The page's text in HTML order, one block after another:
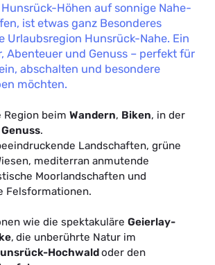
Höhen auf sonnige Nahe-
ist etwas ganz Besonderes
Urlaubsregion Hunsrück-Nahe. Ein
Abenteuer und Genuss – perfekt für
abschalten und besondere
möchten.
Region beimWandern, Biken, in der
Genuss.
Landschaften, grüne
mediterran anmutende
Moorlandschaften und
Felsformationen.
wie die spektakuläreGeierlay-
, die unberührte Natur im
Hochwaldoder den